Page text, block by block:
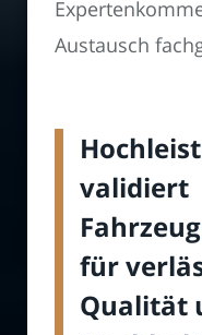
Austausch
validiert
für
Qualität